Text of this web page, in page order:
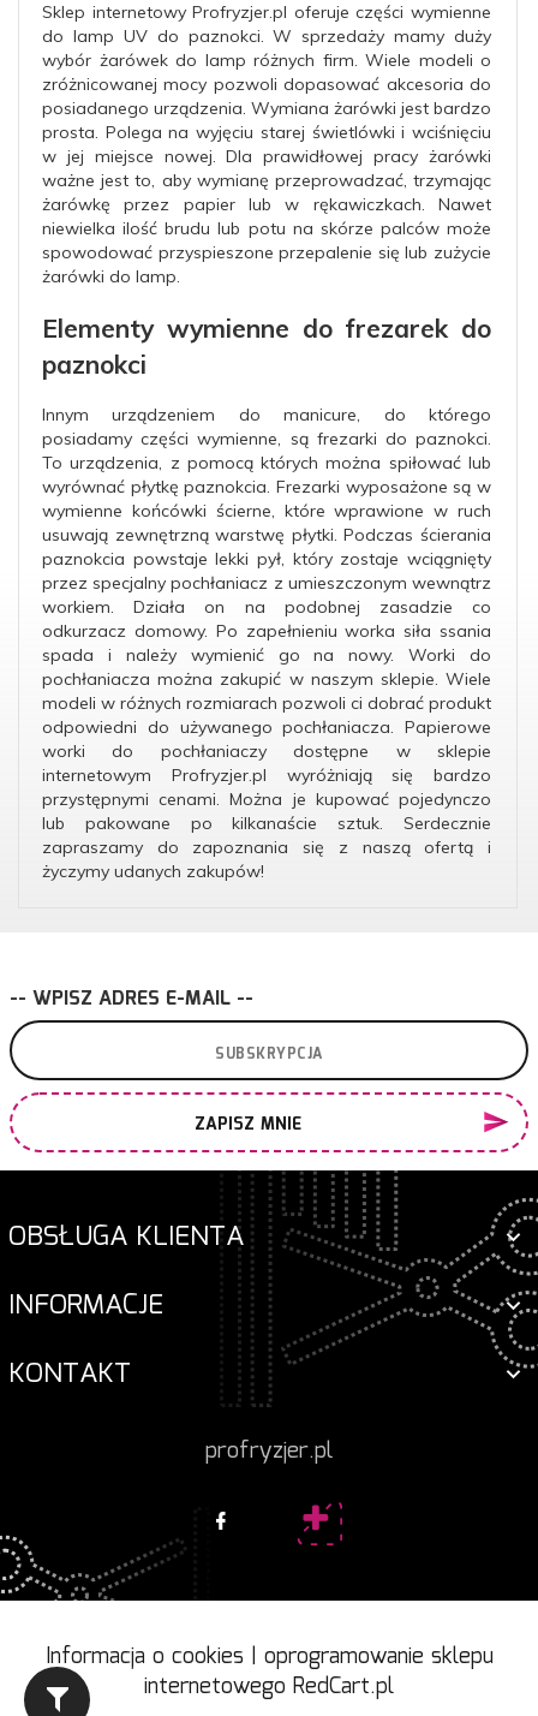
Sklep internetowy Profryzjer.pl oferuje części wymienne
do lamp UV do paznokci. W sprzedaży mamy duży
wybór żarówek do lamp różnych firm. Wiele modeli o
zróżnicowanej mocy pozwoli dopasować akcesoria do
posiadanego urządzenia. Wymiana żarówki jest bardzo
prosta. Polega na wyjęciu starej świetlówki i wciśnięciu
w jej miejsce nowej. Dla prawidłowej pracy żarówki
ważne jest to, aby wymianę przeprowadzać, trzymając
żarówkę przez papier lub w rękawiczkach. Nawet
niewielka ilość brudu lub potu na skórze palców może
spowodować przyspieszone przepalenie się lub zużycie
żarówki do lamp.
Elementy wymienne do frezarek do
paznokci
Innym urządzeniem do manicure, do którego
posiadamy części wymienne, są frezarki do paznokci.
To urządzenia, z pomocą których można spiłować lub
wyrównać płytkę paznokcia. Frezarki wyposażone są w
wymienne końcówki ścierne, które wprawione w ruch
usuwają zewnętrzną warstwę płytki. Podczas ścierania
paznokcia powstaje lekki pył, który zostaje wciągnięty
przez specjalny pochłaniacz z umieszczonym wewnątrz
workiem. Działa on na podobnej zasadzie co
odkurzacz domowy. Po zapełnieniu worka siła ssania
spada i należy wymienić go na nowy. Worki do
pochłaniacza można zakupić w naszym sklepie. Wiele
modeli w różnych rozmiarach pozwoli ci dobrać produkt
odpowiedni do używanego pochłaniacza. Papierowe
worki do pochłaniaczy dostępne w sklepie
internetowym Profryzjer.pl wyróżniają się bardzo
przystępnymi cenami. Można je kupować pojedynczo
lub pakowane po kilkanaście sztuk. Serdecznie
zapraszamy do zapoznania się z naszą ofertą i
życzymy udanych zakupów!
-- WPISZ ADRES E-MAIL --
ZAPISZ MNIE
OBSŁUGA KLIENTA
INFORMACJE
KONTAKT
profryzjer.pl
Informacja o cookies | oprogramowanie sklepu
internetowego RedCart.pl